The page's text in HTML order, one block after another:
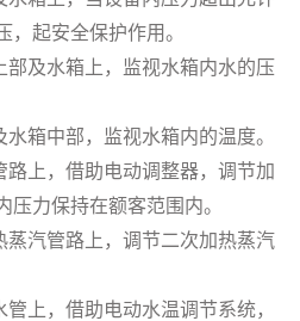
，起安全保护作用。
及水箱上，监视水箱内水的压
箱中部，监视水箱内的温度。
上，借助电动调整器，调节加
压力保持在额客范围内。
汽管路上，调节二次加热蒸汽
上，借助电动水温调节系统，